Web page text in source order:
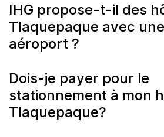
IHG propose-t-il des
Tlaquepaque avec
aéroport ?
Dois-je payer pour le
stationnement à mon
Tlaquepaque?